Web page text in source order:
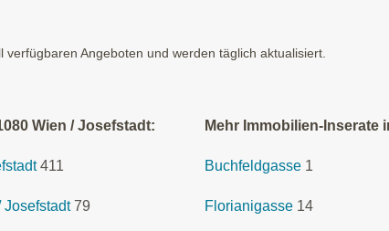
Angeboten und werden täglich aktualisiert.
Wien / Josefstadt:
411
Josefstadt 79
Mehr Immobilien-Inserate
Buchfeldgasse 1
Florianigasse 14